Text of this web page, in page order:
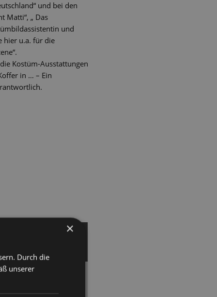
und bei den
Matti“, „ Das
und
hier u.a. für die
Kostüm-Ausstattungen
in … – Ein
Humor – mit
×
Durch die
unserer